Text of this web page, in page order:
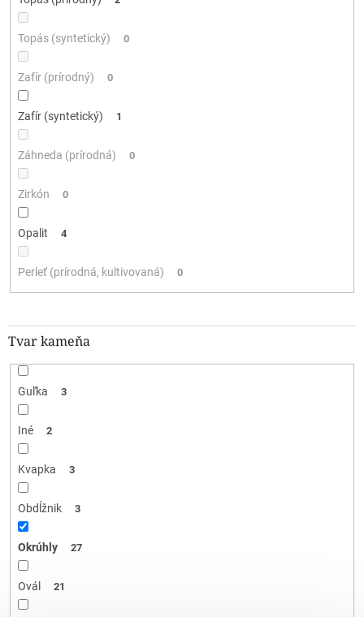
Topás (syntetický) 0
Zafír (prírodný) 0
Zafír (syntetický) 1
Záhneda (prírodná) 0
Zirkón 0
Opalit 4
Perleť (prírodná, kultivovaná) 0
Tvar kameňa
Guľka 3
Iné 2
Kvapka 3
Obdĺžnik 3
Okrúhly 27
Ovál 21